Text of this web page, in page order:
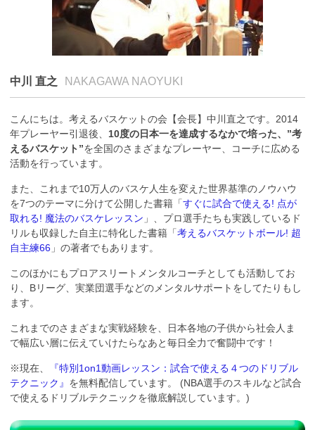
中川 直之 NAKAGAWA NAOYUKI
こんにちは。考えるバスケットの会【会長】中川直之です。2014
年プレーヤー引退後、 10度の日本一を達成するなかで培った、”考
えるバスケット”を全国のさまざまなプレーヤー、コーチに広める
活動を行っています。
また、これまで10万人のバスケ人生を変えた世界基準のノウハウ
を7つのテーマに分けて公開した書籍「すぐに試合で使える! 点が
取れる! 魔法のバスケレッスン 」、プロ選手たちも実践しているド
リルも収録した自主に特化した書籍「考えるバスケットボール! 超
自主練66 」の著者でもあります。
このほかにもプロアスリートメンタルコーチとしても活動してお
り、Bリーグ、実業団選手などのメンタルサポートをしてたりもし
ます。
これまでのさまざまな実戦経験を、日本各地の子供から社会人ま
で幅広い層に伝えていけたらなあと毎日全力で奮闘中です！
※現在、
『特別1on1動画レッスン：試合で使える４つのドリブル
テクニック』 を無料配信しています。 (NBA選手のスキルなど試合
で使えるドリブルテクニックを徹底解説しています。)